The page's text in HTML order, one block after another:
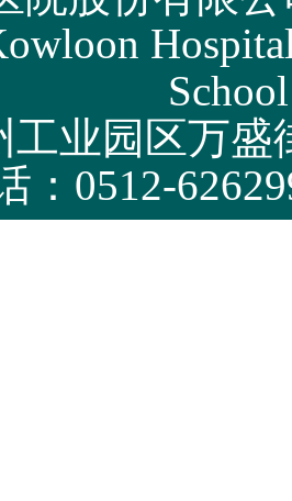
工业园区万盛
：0512-